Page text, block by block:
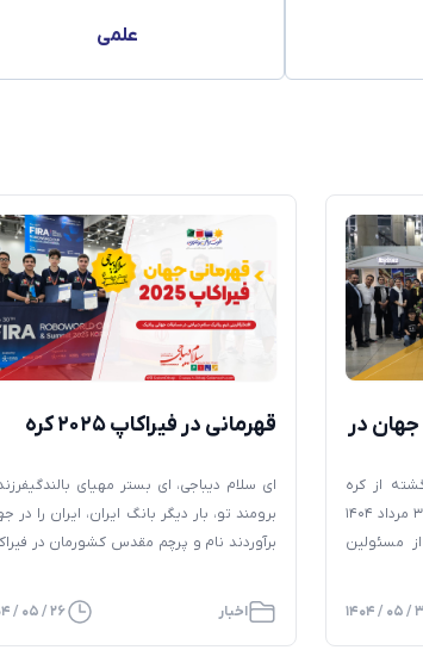
علمی
جهان در
از کره
جنوبی در فرودگاه امام خمینی (ره) ۳۱ مرداد ۱۴۰۴
مسئولین
۱۴۰۴
قهرمانی در فیراکاپ ۲۰۲۵ کره
ای سلام دیباجی، ای بستر مهیای
برومند تو، بار دیگر بانگ ایران، ایران را در
برآوردند نام و پرچم مقدس کشورمان در
مقام اول لیگ اسپرت توسط تیم سلام
کسب مقام سوم لیگ اسپرت یونایتد توسط
اخبار ۲۶ / ۰۵ / ۱۴۰۴